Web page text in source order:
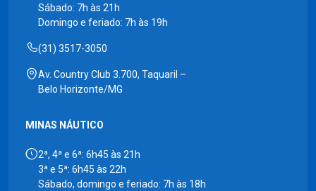
Sábado: 7h às 21h
Domingo e feriado: 7h às 19h
(31) 3517-3050
Av. Country Club 3.700, Taquaril –
Belo Horizonte/MG
MINAS NÁUTICO
2ª, 4ª e 6ª: 6h45 às 21h
3ª e 5ª: 6h45 às 22h
Sábado, domingo e feriado: 7h às 18h